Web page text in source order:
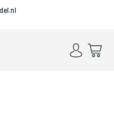
main content
footer
Account